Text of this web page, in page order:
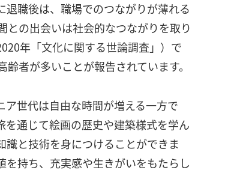
職後は、職場でのつながりが薄れる
との出会いは社会的なつながりを取り
年「文化に関する世論調査」）で
者が多いことが報告されています。
世代は自由な時間が増える一方で
を通じて絵画の歴史や建築様式を学ん
と技術を身につけることができま
持ち、充実感や生きがいをもたらし